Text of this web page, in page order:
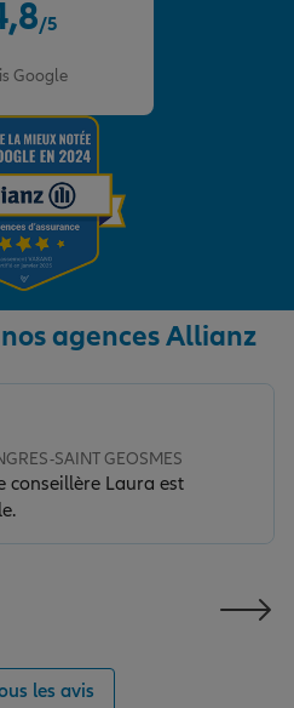
/5
Google
agences Allianz
SAINT GEOSMES
conseillère Laura est
les avis